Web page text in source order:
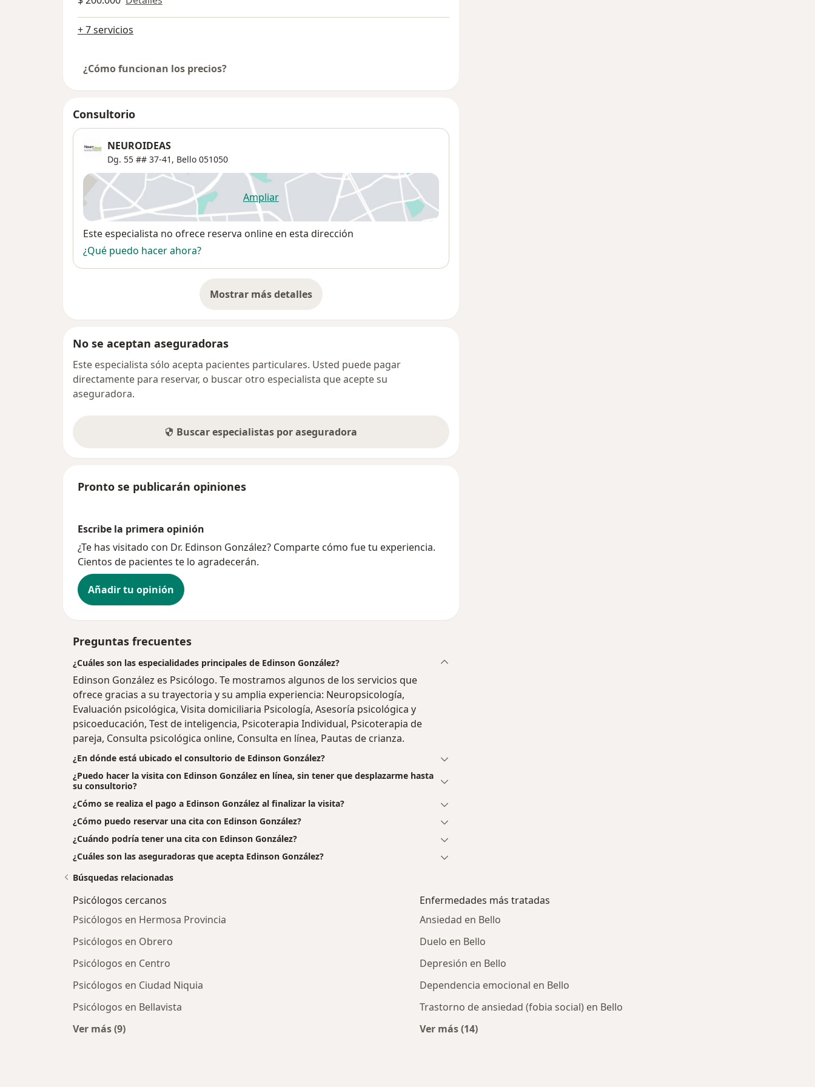
+ 7 servicios
¿Cómo funcionan los precios?
Consultorio
NEUROIDEAS
Dg. 55 ## 37-41, Bello 051050
Ampliarse abre en una nueva pestaña
Disponibilidad
Este especialista no ofrece reserva online en esta dirección
¿Qué puedo hacer ahora?
Mostrar más detalles
sobre la dirección
No se aceptan aseguradoras
Este especialista sólo acepta pacientes particulares. Usted puede pagar
directamente para reservar, o buscar otro especialista que acepte su
aseguradora.
Buscar especialistas por aseguradora
Pronto se publicarán opiniones
Escribe la primera opinión
¿Te has visitado con Dr. Edinson González? Comparte cómo fue tu experiencia.
Cientos de pacientes te lo agradecerán.
Añadir tu opinión
Preguntas frecuentes
¿Cuáles son las especialidades principales de Edinson González?
Edinson González es Psicólogo. Te mostramos algunos de los servicios que
ofrece gracias a su trayectoria y su amplia experiencia: Neuropsicología,
Evaluación psicológica, Visita domiciliaria Psicología, Asesoría psicológica y
psicoeducación, Test de inteligencia, Psicoterapia Individual, Psicoterapia de
pareja, Consulta psicológica online, Consulta en línea, Pautas de crianza.
¿En dónde está ubicado el consultorio de Edinson González?
¿Puedo hacer la visita con Edinson González en línea, sin tener que desplazarme hasta
su consultorio?
¿Cómo se realiza el pago a Edinson González al finalizar la visita?
¿Cómo puedo reservar una cita con Edinson González?
¿Cuándo podría tener una cita con Edinson González?
¿Cuáles son las aseguradoras que acepta Edinson González?
Búsquedas relacionadas
Psicólogos cercanos
Psicólogos en Hermosa Provincia
Psicólogos en Obrero
Psicólogos en Centro
Psicólogos en Ciudad Niquia
Psicólogos en Bellavista
Ver más (9)
Enfermedades más tratadas
Ansiedad en Bello
Duelo en Bello
Depresión en Bello
Dependencia emocional en Bello
Trastorno de ansiedad (fobia social) en Bello
Ver más (14)